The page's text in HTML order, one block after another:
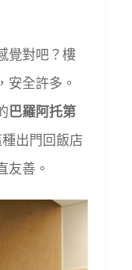
覺對吧？樓
安全許多。
巴羅阿托第
出門回飯店
友善。